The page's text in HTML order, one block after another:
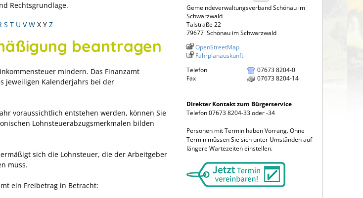
Rechtsgrundlage.
S T U V W X Y Z
beantragen
mindern. Das Finanzamt
jeweiligen Kalenderjahrs bei der
voraussichtlich entstehen werden, können Sie
Lohnsteuerabzugsmerkmalen bilden
sich die Lohnsteuer, die der Arbeitgeber
muss.
ein Freibetrag in Betracht:
Gemeindeverwaltungsverband Schönau im
Schwarzwald
Talstraße 22
79677 Schönau im Schwarzwald
OpenStreetMap
Fahrplanauskunft
Telefon
07673 8204-0
Fax
07673 8204-14
Direkter Kontakt zum Bürgerservice
Telefon 07673 8204-33 oder -34
Personen mit Termin haben Vorrang. Ohne
Termin müssen Sie sich unter Umständen auf
längere Wartezeiten einstellen.